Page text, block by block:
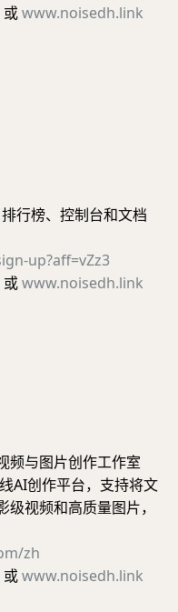
或www.noisedh.link
行榜、控制台和文档
up?aff=vZz3
或www.noisedh.link
频与图片创作工作室
AI创作平台，支持将文
视频和高质量图片，
zh
或www.noisedh.link